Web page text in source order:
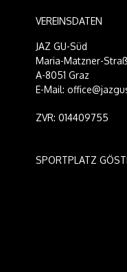
VEREINSDATEN
JAZ GU-Süd
Maria-Matzner-
A-8051 Graz
E-Mail:
ZVR: 014409755
SPORTPLATZ